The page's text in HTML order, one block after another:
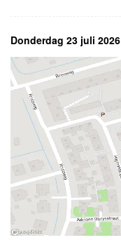
Donderdag 23 juli 2026